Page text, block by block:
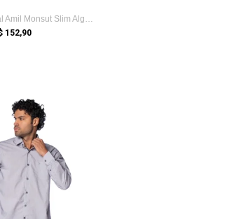
Camisa Social Amil Monsut Slim Algodão/P...
152,90